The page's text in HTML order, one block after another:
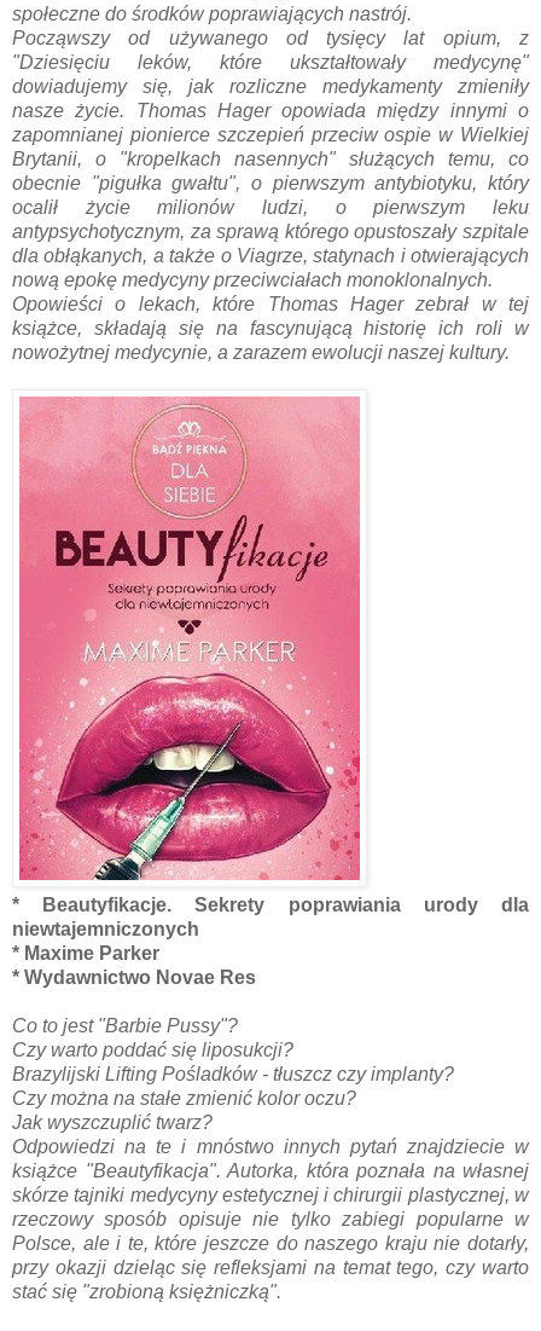
społeczne do środków poprawiających nastrój.
Począwszy od używanego od tysięcy lat opium, z
"Dziesięciu leków, które ukształtowały medycynę"
dowiadujemy się, jak rozliczne medykamenty zmieniły
nasze życie. Thomas Hager opowiada między innymi o
zapomnianej pionierce szczepień przeciw ospie w Wielkiej
Brytanii, o "kropelkach nasennych" służących temu, co
obecnie "pigułka gwałtu", o pierwszym antybiotyku, który
ocalił życie milionów ludzi, o pierwszym leku
antypsychotycznym, za sprawą którego opustoszały szpitale
dla obłąkanych, a także o Viagrze, statynach i otwierających
nową epokę medycyny przeciwciałach monoklonalnych.
Opowieści o lekach, które Thomas Hager zebrał w tej
książce, składają się na fascynującą historię ich roli w
nowożytnej medycynie, a zarazem ewolucji naszej kultury.
* Beautyfikacje. Sekrety poprawiania urody dla
niewtajemniczonych
* Maxime Parker
* Wydawnictwo Novae Res
Co to jest "Barbie Pussy"?
Czy warto poddać się liposukcji?
Brazylijski Lifting Pośladków - tłuszcz czy implanty?
Czy można na stałe zmienić kolor oczu?
Jak wyszczuplić twarz?
Odpowiedzi na te i mnóstwo innych pytań znajdziecie w
książce "Beautyfikacja". Autorka, która poznała na własnej
skórze tajniki medycyny estetycznej i chirurgii plastycznej, w
rzeczowy sposób opisuje nie tylko zabiegi popularne w
Polsce, ale i te, które jeszcze do naszego kraju nie dotarły,
przy okazji dzieląc się refleksjami na temat tego, czy warto
stać się "zrobioną księżniczką".